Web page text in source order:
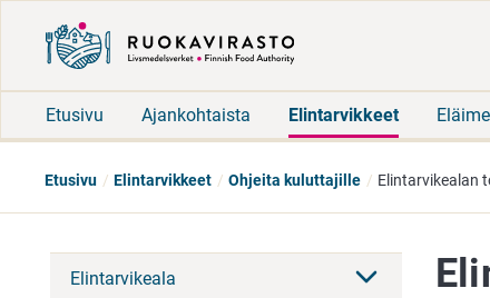
Etusivu Ajankohtaista Elintarvikkeet
Etusivu Elintarvikkeet Ohjeita kuluttajille Elintarvikealan
Elintarvikeala